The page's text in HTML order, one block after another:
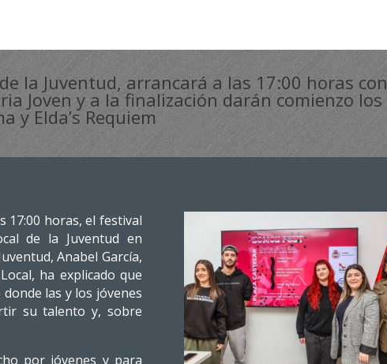
la Juventud, arrancará a las 17:00 horas con
Joven y a la finalización darán comienzo los
y Elda’s Requiem
17:00 horas, el festival
de la Juventud en
Anabel García,
ha explicado que
las y los jóvenes
su talento y, sobre
por jóvenes y para